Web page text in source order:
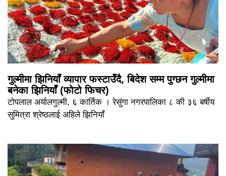
गुल्मीमा झिनियाँ व्यापार फस्टाउँदै, बिदेश सम्म पुग्छन गुल्मीमा
बनेका झिनियाँ (फोटो फिचर)
टोपलाल अर्यालगुल्मी, ६ कार्तिक । रेसुंगा नगरपालिका ८ की ३६ बर्षीय
सुमित्रा श्रेष्ठलाई अहिले झिनियाँ